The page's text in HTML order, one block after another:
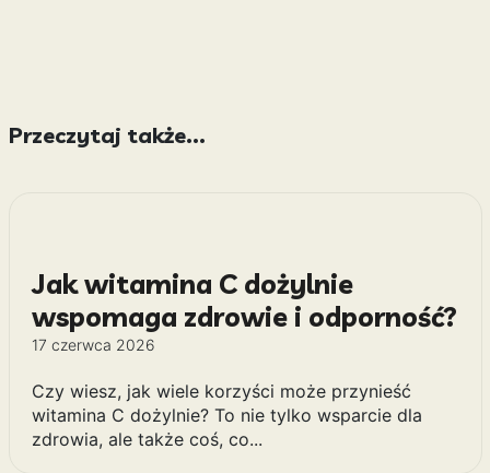
Przeczytaj także...
Jak witamina C dożylnie
wspomaga zdrowie i odporność?
17 czerwca 2026
Czy wiesz, jak wiele korzyści może przynieść
witamina C dożylnie? To nie tylko wsparcie dla
zdrowia, ale także coś, co...